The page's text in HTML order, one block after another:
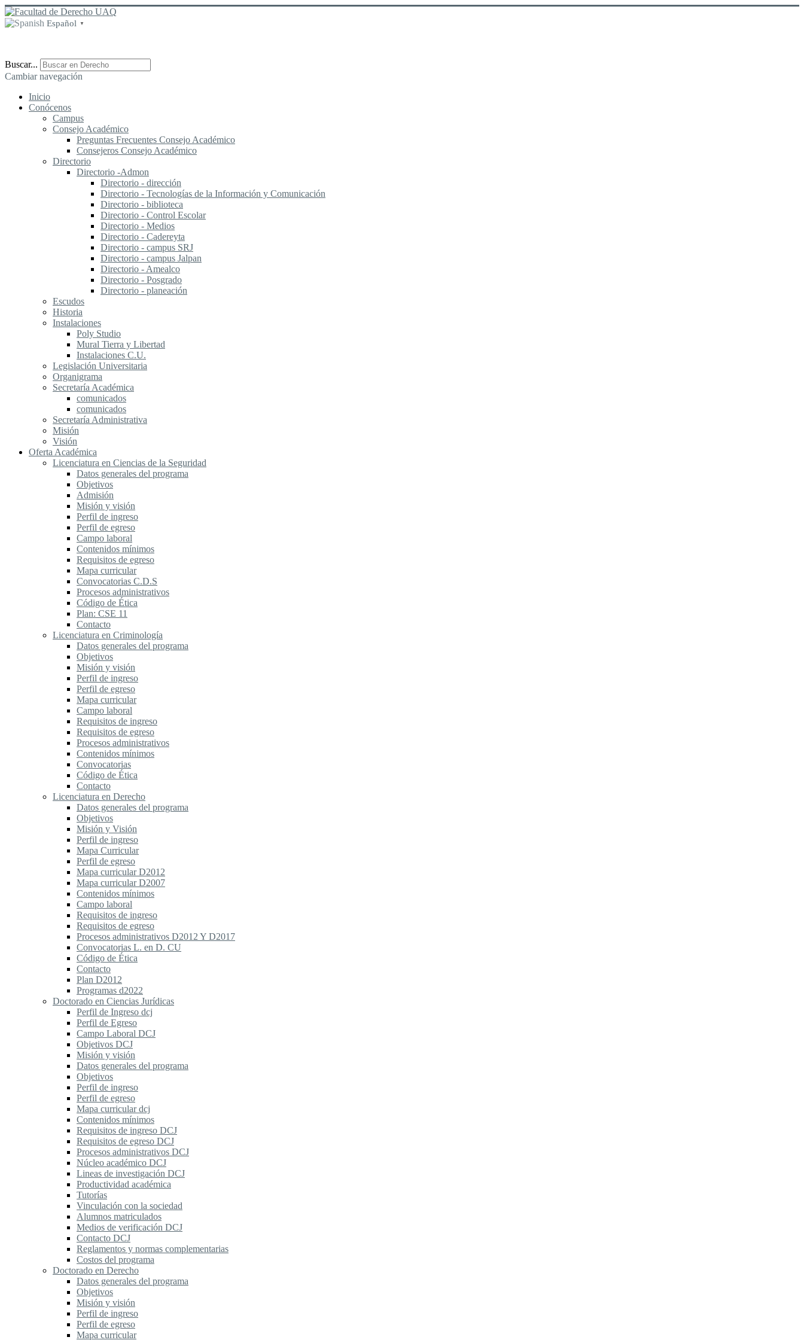
Español ▼
Buscar...
Cambiar navegación
Inicio
Conócenos
Campus
Consejo Académico
Preguntas Frecuentes Consejo Académico
Consejeros Consejo Académico
Directorio
Directorio -Admon
Directorio - dirección
Directorio - Tecnologías de la Información y Comunicación
Directorio - biblioteca
Directorio - Control Escolar
Directorio - Medios
Directorio - Cadereyta
Directorio - campus SRJ
Directorio - campus Jalpan
Directorio - Amealco
Directorio - Posgrado
Directorio - planeación
Escudos
Historia
Instalaciones
Poly Studio
Mural Tierra y Libertad
Instalaciones C.U.
Legislación Universitaria
Organigrama
Secretaría Académica
comunicados
comunicados
Secretaría Administrativa
Misión
Visión
Oferta Académica
Licenciatura en Ciencias de la Seguridad
Datos generales del programa
Objetivos
Admisión
Misión y visión
Perfil de ingreso
Perfil de egreso
Campo laboral
Contenidos mínimos
Requisitos de egreso
Mapa curricular
Convocatorias C.D.S
Procesos administrativos
Código de Ética
Plan: CSE 11
Contacto
Licenciatura en Criminología
Datos generales del programa
Objetivos
Misión y visión
Perfil de ingreso
Perfil de egreso
Mapa curricular
Campo laboral
Requisitos de ingreso
Requisitos de egreso
Procesos administrativos
Contenidos mínimos
Convocatorias
Código de Ética
Contacto
Licenciatura en Derecho
Datos generales del programa
Objetivos
Misión y Visión
Perfil de ingreso
Mapa Curricular
Perfil de egreso
Mapa curricular D2012
Mapa curricular D2007
Contenidos mínimos
Campo laboral
Requisitos de ingreso
Requisitos de egreso
Procesos administrativos D2012 Y D2017
Convocatorias L. en D. CU
Código de Ética
Contacto
Plan D2012
Programas d2022
Doctorado en Ciencias Jurídicas
Perfil de Ingreso dcj
Perfil de Egreso
Campo Laboral DCJ
Objetivos DCJ
Misión y visión
Datos generales del programa
Objetivos
Perfil de ingreso
Perfil de egreso
Mapa curricular dcj
Contenidos mínimos
Requisitos de ingreso DCJ
Requisitos de egreso DCJ
Procesos administrativos DCJ
Núcleo académico DCJ
Lineas de investigación DCJ
Productividad académica
Tutorías
Vinculación con la sociedad
Alumnos matriculados
Medios de verificación DCJ
Contacto DCJ
Reglamentos y normas complementarias
Costos del programa
Doctorado en Derecho
Datos generales del programa
Objetivos
Misión y visión
Perfil de ingreso
Perfil de egreso
Mapa curricular